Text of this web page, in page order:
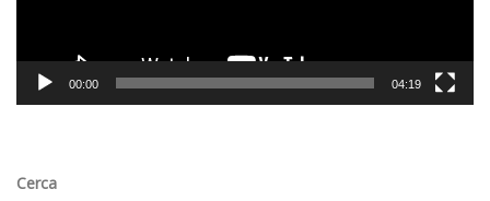
00:00 04:19
Cerca